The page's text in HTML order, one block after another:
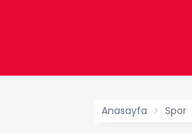
Anasayfa Spor